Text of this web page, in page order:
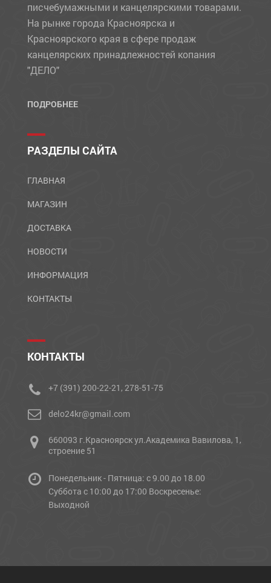
писчебумажными и канцелярскими товарами.
На рынке города Красноярска и
Красноярского края в сфере продаж
канцелярских принадлежностей копания
"ДЕЛО"
ПОДРОБНЕЕ
РАЗДЕЛЫ САЙТА
ГЛАВНАЯ
МАГАЗИН
ДОСТАВКА
НОВОСТИ
ИНФОРМАЦИЯ
КОНТАКТЫ
КОНТАКТЫ
+7 (391) 200-22-21, 278-51-75
delo24kr@gmail.com
660093 г.Красноярск ул.Академика Вавилова, 1,
строение 51
Понедельник - Пятница: с 9.00 до 18.00
Cуббота с 10:00 до 17:00 Воскресенье:
Выходной